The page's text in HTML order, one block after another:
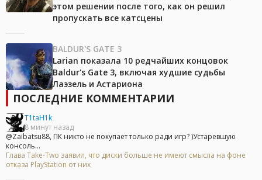
этом решении после того, как он решил
пропускать все катсцены
BALDUR'S GATE 3
Larian показала 10 редчайших концовок
Baldur's Gate 3, включая худшие судьбы
Лаэзель и Астариона
ПОСЛЕДНИЕ КОММЕНТАРИИ
T1taH1k
8 минут назад
@Zaibatsu88, ПК никто не покупает только ради игр? )Устаревшую
консоль...
Глава Take-Two заявил, что диски больше не имеют смысла на фоне
отказа PlayStation от них